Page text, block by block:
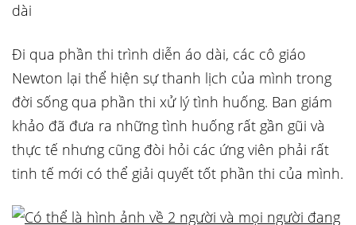
dài
Đi qua phần thi trình diễn áo dài, các cô giáo
Newton lại thể hiện sự thanh lịch của mình trong
đời sống qua phần thi xử lý tình huống. Ban giám
khảo đã đưa ra những tình huống rất gần gũi và
thực tế nhưng cũng đòi hỏi các ứng viên phải rất
tinh tế mới có thể giải quyết tốt phần thi của mình.